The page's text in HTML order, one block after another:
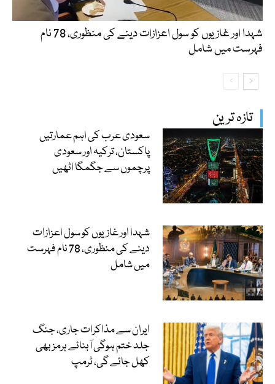
تازہ ترین
سعودی عرب کی اہم عمارتیں
پاکستان، ترکیہ اور سعودی
پرچموں سے جگمگا اٹھیں
شہدا اور غازیوں کو سول اعزازات
دینے کی منظوری، 78 نام فہرست
میں شامل
ایران سے مذاکرات جاری، جنگ
جلد ختم ہوگی آبنائے ہرمز بھی
کھل جائے گی، ٹرمپ
شہدا اور غازیوں کو سول اعزازات دینے کی منظوری، 78 نام
فہرست میں شامل